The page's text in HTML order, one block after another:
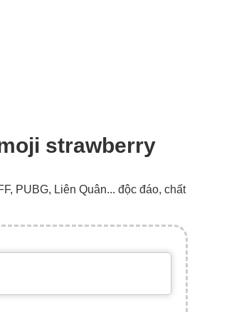
strawberry
PUBG, Liên Quân... độc đáo, chất